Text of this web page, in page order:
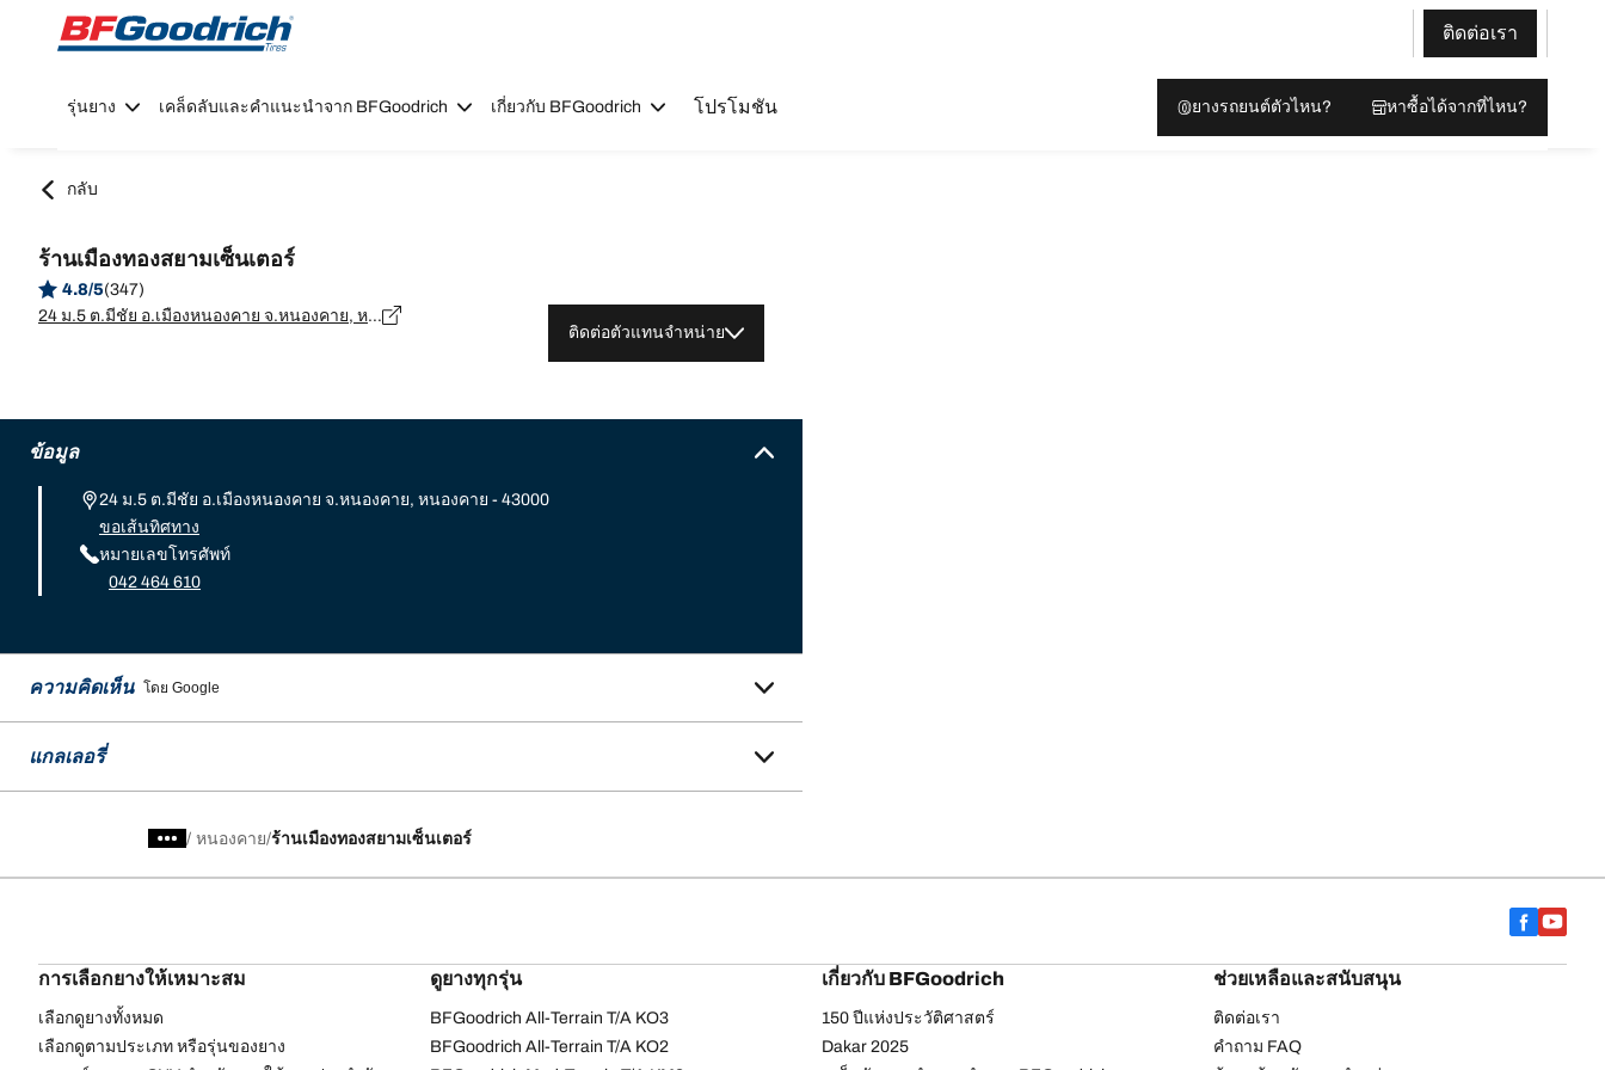
Go to page content
Go to page navigation
ติดต่อเรา
รุ่นยาง เคล็ดลับและคำแนะนำจาก BFGoodrich เกี่ยวกับ BFGoodrich โปรโมชัน ยางรถยนต์ตัวไหน? หาซื้อได้จากที่ไหน?
กลับ
ร้านเมืองทองสยามเซ็นเตอร์
4.8/5(347)
24 ม.5 ต.มีชัย อ.เมืองหนองคาย จ.หนองคาย, หนองคาย - 43000
ติดต่อตัวแทนจำหน่าย
ข้อมูล
24 ม.5 ต.มีชัย อ.เมืองหนองคาย จ.หนองคาย, หนองคาย - 43000
ขอเส้นทิศทาง
หมายเลขโทรศัพท์
042 464 610
ความคิดเห็น โดย Google
แกลเลอรี่
/ หนองคาย ร้านเมืองทองสยามเซ็นเตอร์
การเลือกยางให้เหมาะสม
เลือกดูยางทั้งหมด
เลือกดูตามประเภท หรือรุ่นของยาง
ดูยางทุกรุ่น
BFGoodrich All-Terrain T/A KO3
BFGoodrich All-Terrain T/A KO2
เกี่ยวกับ BFGoodrich
150 ปีแห่งประวัติศาสตร์
Dakar 2025
ช่วยเหลือและสนับสนุน
ติดต่อเรา
คำถาม FAQ